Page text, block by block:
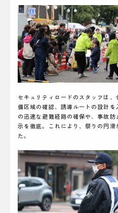
セキュリティロードのスタッフは、
備区域の確認、誘導ルートの設計を
の迅速な避難経路の確保や、事故防
示を徹底。これにより、祭りの円滑
た。